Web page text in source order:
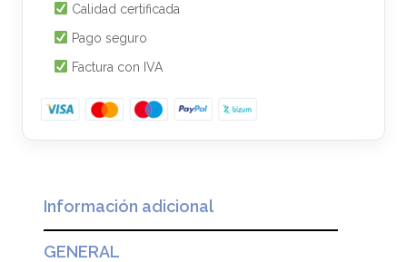
Calidad certificada
Pago seguro
Factura con IVA
Información adicional
GENERAL